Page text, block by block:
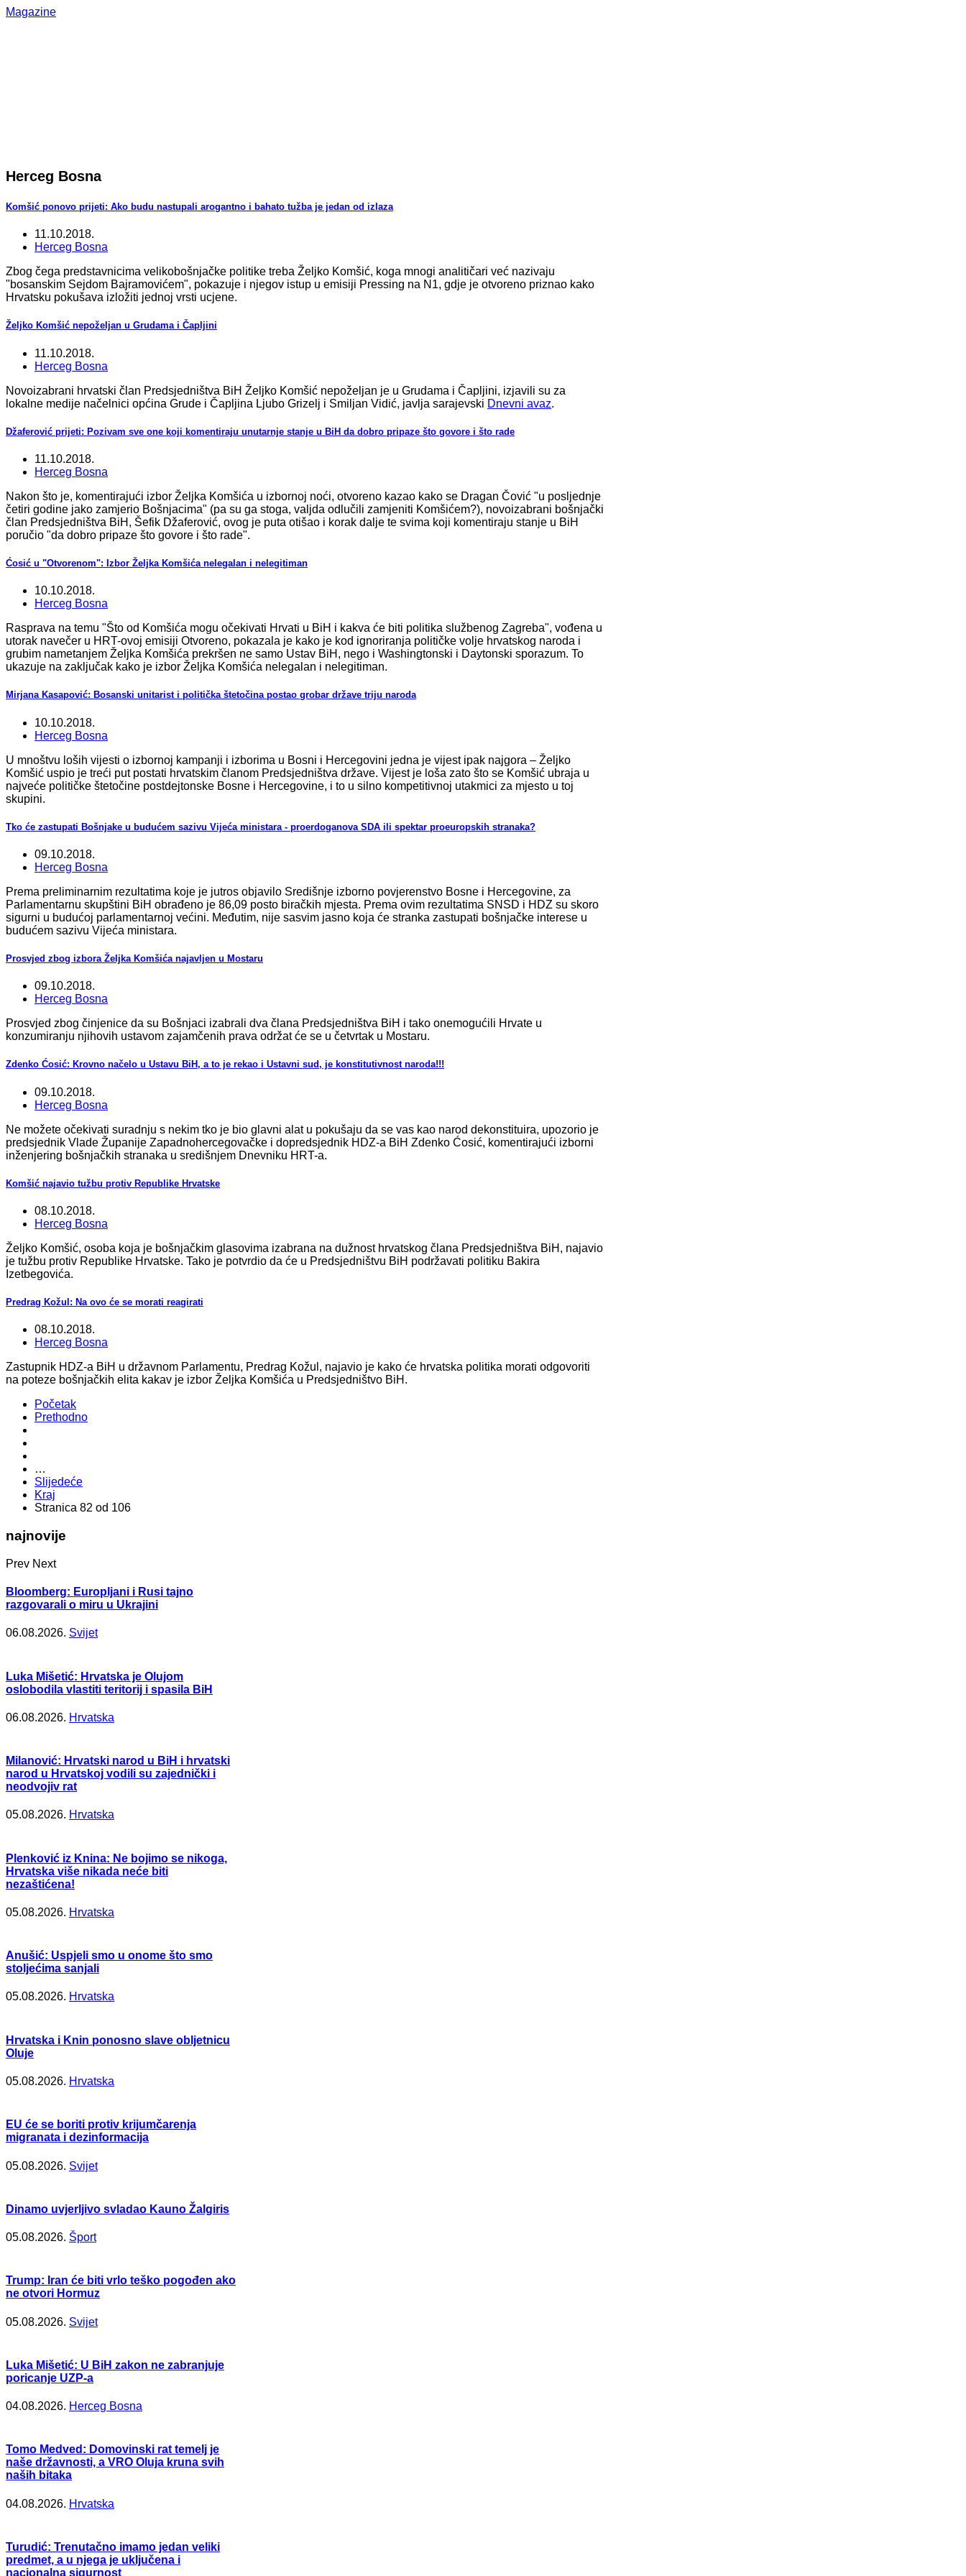
Magazine
Herceg Bosna
Komšić ponovo prijeti: Ako budu nastupali arogantno i bahato tužba je jedan od izlaza
11.10.2018.
Herceg Bosna
Zbog čega predstavnicima velikobošnjačke politike treba Željko Komšić, koga mnogi analitičari već nazivaju
"bosanskim Sejdom Bajramovićem", pokazuje i njegov istup u emisiji Pressing na N1, gdje je otvoreno priznao kako
Hrvatsku pokušava izložiti jednoj vrsti ucjene.
Željko Komšić nepoželjan u Grudama i Čapljini
11.10.2018.
Herceg Bosna
Novoizabrani hrvatski član Predsjedništva BiH Željko Komšić nepoželjan je u Grudama i Čapljini, izjavili su za
lokalne medije načelnici općina Grude i Čapljina Ljubo Grizelj i Smiljan Vidić, javlja sarajevski Dnevni avaz.
Džaferović prijeti: Pozivam sve one koji komentiraju unutarnje stanje u BiH da dobro pripaze što govore i što rade
11.10.2018.
Herceg Bosna
Nakon što je, komentirajući izbor Željka Komšića u izbornoj noći, otvoreno kazao kako se Dragan Čović "u posljednje
četiri godine jako zamjerio Bošnjacima" (pa su ga stoga, valjda odlučili zamjeniti Komšićem?), novoizabrani bošnjački
član Predsjedništva BiH, Šefik Džaferović, ovog je puta otišao i korak dalje te svima koji komentiraju stanje u BiH
poručio "da dobro pripaze što govore i što rade".
Ćosić u "Otvorenom": Izbor Željka Komšića nelegalan i nelegitiman
10.10.2018.
Herceg Bosna
Rasprava na temu "Što od Komšića mogu očekivati Hrvati u BiH i kakva će biti politika službenog Zagreba", vođena u
utorak navečer u HRT-ovoj emisiji Otvoreno, pokazala je kako je kod ignoriranja političke volje hrvatskog naroda i
grubim nametanjem Željka Komšića prekršen ne samo Ustav BiH, nego i Washingtonski i Daytonski sporazum. To
ukazuje na zaključak kako je izbor Željka Komšića nelegalan i nelegitiman.
Mirjana Kasapović: Bosanski unitarist i politička štetočina postao grobar države triju naroda
10.10.2018.
Herceg Bosna
U mnoštvu loših vijesti o izbornoj kampanji i izborima u Bosni i Hercegovini jedna je vijest ipak najgora – Željko
Komšić uspio je treći put postati hrvatskim članom Predsjedništva države. Vijest je loša zato što se Komšić ubraja u
najveće političke štetočine postdejtonske Bosne i Hercegovine, i to u silno kompetitivnoj utakmici za mjesto u toj
skupini.
Tko će zastupati Bošnjake u budućem sazivu Vijeća ministara - proerdoganova SDA ili spektar proeuropskih stranaka?
09.10.2018.
Herceg Bosna
Prema preliminarnim rezultatima koje je jutros objavilo Središnje izborno povjerenstvo Bosne i Hercegovine, za
Parlamentarnu skupštini BiH obrađeno je 86,09 posto biračkih mjesta. Prema ovim rezultatima SNSD i HDZ su skoro
sigurni u budućoj parlamentarnoj većini. Međutim, nije sasvim jasno koja će stranka zastupati bošnjačke interese u
budućem sazivu Vijeća ministara.
Prosvjed zbog izbora Željka Komšića najavljen u Mostaru
09.10.2018.
Herceg Bosna
Prosvjed zbog činjenice da su Bošnjaci izabrali dva člana Predsjedništva BiH i tako onemogućili Hrvate u
konzumiranju njihovih ustavom zajamčenih prava održat će se u četvrtak u Mostaru.
Zdenko Ćosić: Krovno načelo u Ustavu BiH, a to je rekao i Ustavni sud, je konstitutivnost naroda!!!
09.10.2018.
Herceg Bosna
Ne možete očekivati suradnju s nekim tko je bio glavni alat u pokušaju da se vas kao narod dekonstituira, upozorio je
predsjednik Vlade Županije Zapadnohercegovačke i dopredsjednik HDZ-a BiH Zdenko Ćosić, komentirajući izborni
inženjering bošnjačkih stranaka u središnjem Dnevniku HRT-a.
Komšić najavio tužbu protiv Republike Hrvatske
08.10.2018.
Herceg Bosna
Željko Komšić, osoba koja je bošnjačkim glasovima izabrana na dužnost hrvatskog člana Predsjedništva BiH, najavio
je tužbu protiv Republike Hrvatske. Tako je potvrdio da će u Predsjedništvu BiH podržavati politiku Bakira
Izetbegovića.
Predrag Kožul: Na ovo će se morati reagirati
08.10.2018.
Herceg Bosna
Zastupnik HDZ-a BiH u državnom Parlamentu, Predrag Kožul, najavio je kako će hrvatska politika morati odgovoriti
na poteze bošnjačkih elita kakav je izbor Željka Komšića u Predsjedništvo BiH.
Početak
Prethodno
…
Slijedeće
Kraj
Stranica 82 od 106
najnovije
Prev Next
Bloomberg: Europljani i Rusi tajno
razgovarali o miru u Ukrajini
06.08.2026. Svijet
Luka Mišetić: Hrvatska je Olujom
oslobodila vlastiti teritorij i spasila BiH
06.08.2026. Hrvatska
Milanović: Hrvatski narod u BiH i hrvatski
narod u Hrvatskoj vodili su zajednički i
neodvojiv rat
05.08.2026. Hrvatska
Plenković iz Knina: Ne bojimo se nikoga,
Hrvatska više nikada neće biti
nezaštićena!
05.08.2026. Hrvatska
Anušić: Uspjeli smo u onome što smo
stoljećima sanjali
05.08.2026. Hrvatska
Hrvatska i Knin ponosno slave obljetnicu
Oluje
05.08.2026. Hrvatska
EU će se boriti protiv krijumčarenja
migranata i dezinformacija
05.08.2026. Svijet
Dinamo uvjerljivo svladao Kauno Žalgiris
05.08.2026. Šport
Trump: Iran će biti vrlo teško pogođen ako
ne otvori Hormuz
05.08.2026. Svijet
Luka Mišetić: U BiH zakon ne zabranjuje
poricanje UZP-a
04.08.2026. Herceg Bosna
Tomo Medved: Domovinski rat temelj je
naše državnosti, a VRO Oluja kruna svih
naših bitaka
04.08.2026. Hrvatska
Turudić: Trenutačno imamo jedan veliki
predmet, a u njega je uključena i
nacionalna sigurnost